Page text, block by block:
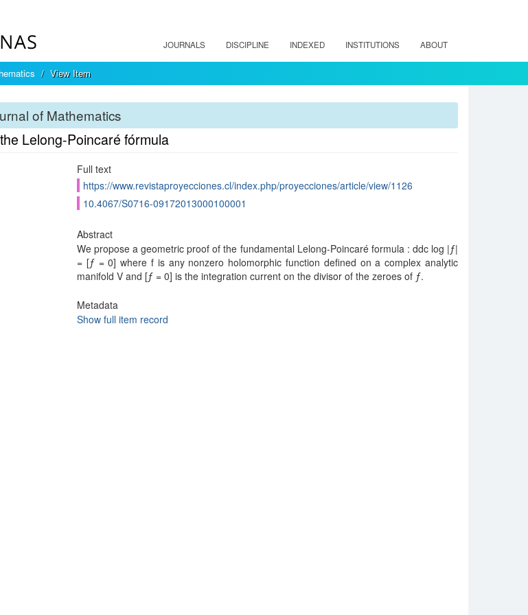
JOURNALS DISCIPLINE INDEXED INSTITUTIONS ABOUT
View Item
of Mathematics
Lelong-Poincaré fórmula
Full text
https://www.revistaproyecciones.cl/index.php/proyecciones/article/view/1126
10.4067/S0716-09172013000100001
Abstract
We propose a geometric proof of the fundamental Lelong-Poincaré formula : ddc log |ƒ|
= [ƒ = 0] where f is any nonzero holomorphic function defined on a complex analytic
manifold V and [ƒ = 0] is the integration current on the divisor of the zeroes of ƒ.
Metadata
Show full item record